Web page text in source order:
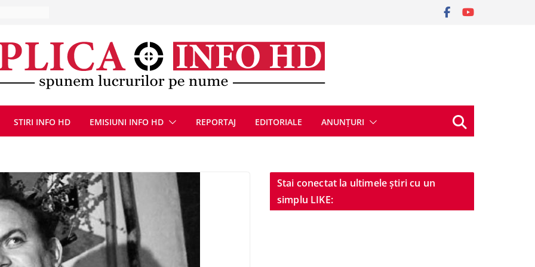
reunite
la cea de-
în
STIRI INFO HD EMISIUNI INFO HD REPORTAJ EDITORIALE ANUNȚURI
Stai conectat la ultimele știri cu un
simplu LIKE: